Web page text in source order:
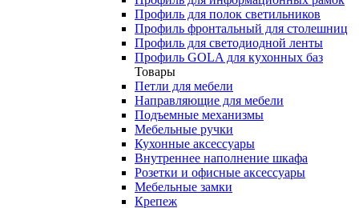
Профиль для полок светильников
Профиль фронтальный для столешниц
Профиль для светодиодной ленты
Профиль GOLA для кухонных баз
Товары
Петли для мебели
Направляющие для мебели
Подъемные механизмы
Мебельные ручки
Кухонные аксессуары
Внутреннее наполнение шкафа
Розетки и офисные аксессуары
Мебельные замки
Крепеж